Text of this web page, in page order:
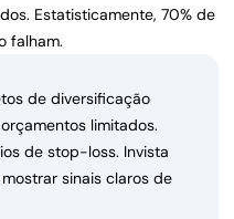
Estatisticamente, 70% de
falham.
de diversificação
limitados.
de stop-loss. Invista
sinais claros de